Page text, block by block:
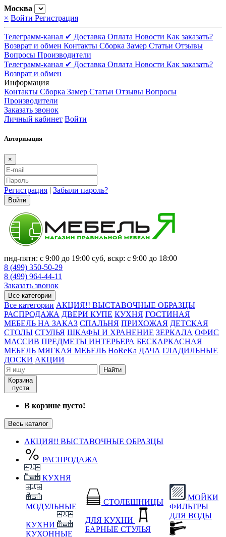
Москва
× Войти Регистрация
Телеграмм-канал ✔ Доставка Оплата Новости Как заказать?
Возврат и обмен Контакты Сборка Замер Статьи Отзывы
Вопросы Производители
Телеграмм-канал ✔ Доставка Оплата Новости Как заказать?
Возврат и обмен
Информация
Контакты Сборка Замер Статьи Отзывы Вопросы
Производители
Заказать звонок
Личный кабинет Войти
Авторизация
×
Регистрация | Забыли пароль?
Войти
пнд-пятн: с 9:00 до 19:00 суб, вскр: с 9:00 до 18:00
8 (499) 350-50-29
8 (499) 964-44-11
Заказать звонок
Все категории
Все категории АКЦИЯ!! ВЫСТАВОЧНЫЕ ОБРАЗЦЫ
РАСПРОДАЖА ДВЕРИ КУПЕ КУХНЯ ГОСТИНАЯ
МЕБЕЛЬ НА ЗАКАЗ СПАЛЬНЯ ПРИХОЖАЯ ДЕТСКАЯ
СТОЛЫ СТУЛЬЯ ШКАФЫ И ХРАНЕНИЕ ЗЕРКАЛА ОФИС
МАССИВ ПРЕДМЕТЫ ИНТЕРЬЕРА БЕСКАРКАСНАЯ
МЕБЕЛЬ МЯГКАЯ МЕБЕЛЬ HoReKa ДАЧА ГЛАДИЛЬНЫЕ
ДОСКИ АКЦИИ
Найти
Корзина
пуста
В корзине пусто!
Весь каталог
АКЦИЯ!! ВЫСТАВОЧНЫЕ ОБРАЗЦЫ
РАСПРОДАЖА
КУХНЯ
МОДУЛЬНЫЕ
КУХНИ
КУХОННЫЕ
СТОЛЕШНИЦЫ
ДЛЯ КУХНИ
БАРНЫЕ СТУЛЬЯ
МОЙКИ
ФИЛЬТРЫ
ДЛЯ ВОДЫ